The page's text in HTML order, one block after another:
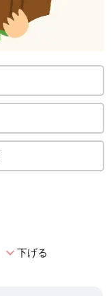
expand_more下げる